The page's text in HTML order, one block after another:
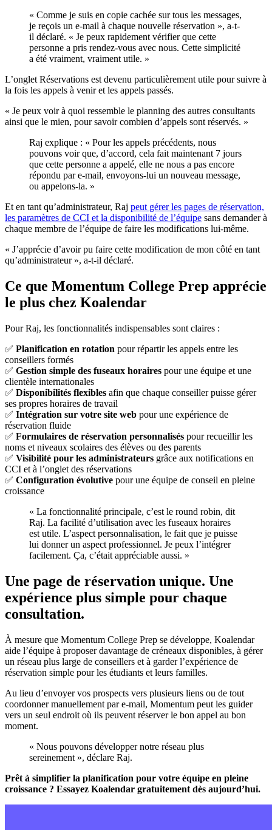
« Comme je suis en copie cachée sur tous les messages,
je reçois un e‑mail à chaque nouvelle réservation », a-t-
il déclaré. « Je peux rapidement vérifier que cette
personne a pris rendez-vous avec nous. Cette simplicité
a été vraiment, vraiment utile. »
L’onglet Réservations est devenu particulièrement utile pour suivre à
la fois les appels à venir et les appels passés.
« Je peux voir à quoi ressemble le planning des autres consultants
ainsi que le mien, pour savoir combien d’appels sont réservés. »
Raj explique : « Pour les appels précédents, nous
pouvons voir que, d’accord, cela fait maintenant 7 jours
que cette personne a appelé, elle ne nous a pas encore
répondu par e‑mail, envoyons‑lui un nouveau message,
ou appelons‑la. »
Et en tant qu’administrateur, Raj peut gérer les pages de réservation,
les paramètres de CCI et la disponibilité de l’équipe sans demander à
chaque membre de l’équipe de faire les modifications lui-même.
« J’apprécie d’avoir pu faire cette modification de mon côté en tant
qu’administrateur », a-t-il déclaré.
Ce que Momentum College Prep apprécie
le plus chez Koalendar
Pour Raj, les fonctionnalités indispensables sont claires :
✅ Planification en rotation pour répartir les appels entre les
conseillers formés
✅ Gestion simple des fuseaux horaires pour une équipe et une
clientèle internationales
✅ Disponibilités flexibles afin que chaque conseiller puisse gérer
ses propres horaires de travail
✅ Intégration sur votre site web pour une expérience de
réservation fluide
✅ Formulaires de réservation personnalisés pour recueillir les
noms et niveaux scolaires des élèves ou des parents
✅ Visibilité pour les administrateurs grâce aux notifications en
CCI et à l’onglet des réservations
✅ Configuration évolutive pour une équipe de conseil en pleine
croissance
« La fonctionnalité principale, c’est le round robin, dit
Raj. La facilité d’utilisation avec les fuseaux horaires
est utile. L’aspect personnalisation, le fait que je puisse
lui donner un aspect professionnel. Je peux l’intégrer
facilement. Ça, c’était appréciable aussi. »
Une page de réservation unique. Une
expérience plus simple pour chaque
consultation.
À mesure que Momentum College Prep se développe, Koalendar
aide l’équipe à proposer davantage de créneaux disponibles, à gérer
un réseau plus large de conseillers et à garder l’expérience de
réservation simple pour les étudiants et leurs familles.
Au lieu d’envoyer vos prospects vers plusieurs liens ou de tout
coordonner manuellement par e‑mail, Momentum peut les guider
vers un seul endroit où ils peuvent réserver le bon appel au bon
moment.
« Nous pouvons développer notre réseau plus
sereinement », déclare Raj.
Prêt à simplifier la planification pour votre équipe en pleine
croissance ? Essayez Koalendar gratuitement dès aujourd’hui.